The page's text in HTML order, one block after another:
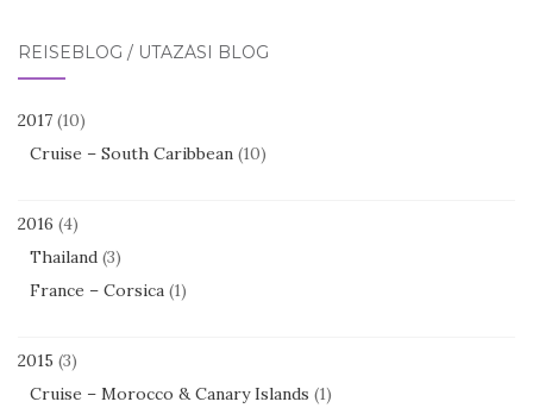
REISEBLOG / UTAZÁSI BLOG
2017 (10)
Cruise – South Caribbean (10)
2016 (4)
Thailand (3)
France – Corsica (1)
2015 (3)
Cruise – Morocco & Canary Islands (1)